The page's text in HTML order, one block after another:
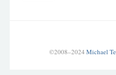
©2008–2024 Michael